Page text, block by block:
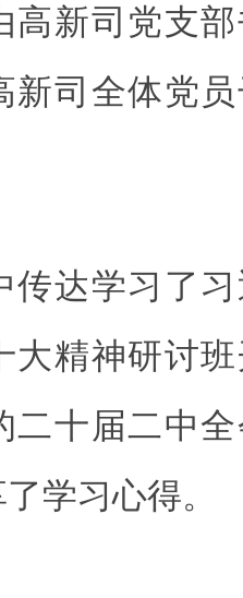
高新司党支
新司全体党
达学习了习
大精神研讨
二十届二中
学习心得。